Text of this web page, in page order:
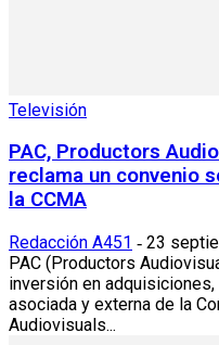
Televisión
PAC, Productors
reclama un convenio
la CCMA
Redacción A451 - 23
PAC (Productors
inversión en
asociada y externa de la
Audiovisuals...